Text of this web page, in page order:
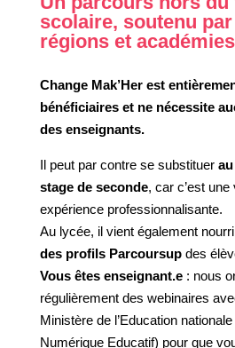
scolaire, soutenu
régions et académies
Change Mak’Her est
bénéficiaires et ne nécessite
des enseignants.
Il peut par contre se substituer
stage de seconde, car c’est
expérience professionnalisante.
Au lycée, il vient également
des profils Parcoursupdes
Vous êtes enseignant.e: nous
régulièrement des webinaires
Ministère de l’Education
Numérique Educatif) pour que